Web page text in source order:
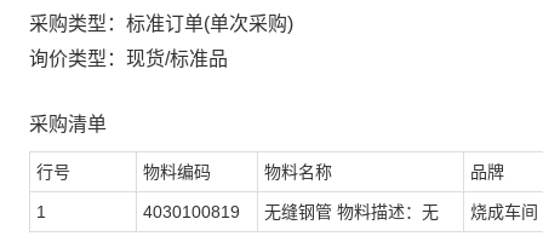
采购类型：标准订单(单次采购)
询价类型：现货/标准品
采购清单
行号 物料编码 物料名称 品牌
1 4030100819 无缝钢管 物料描述：无 烧成车间